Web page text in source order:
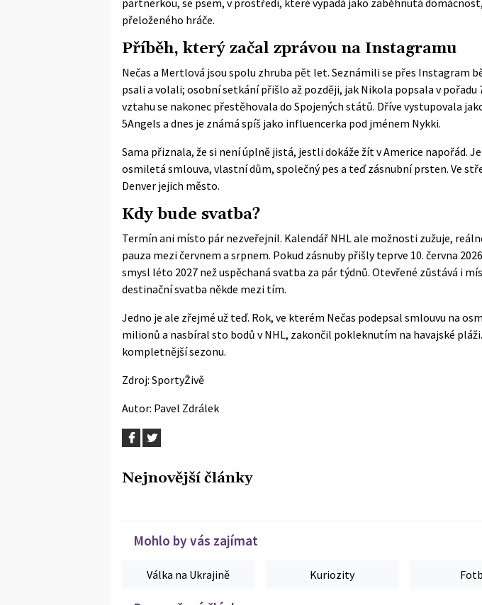
partnerkou, se psem, v prostředí, které vypadá jako zaběhnutá
přeloženého hráče.
Příběh, který začal zprávou na Instagramu
Nečas a Mertlová jsou spolu zhruba pět let. Seznámili se přes Instagram
psali a volali; osobní setkání přišlo až později, jak Nikola popsala v pořadu
vztahu se nakonec přestěhovala do Spojených států. Dříve vystupovala
5Angels a dnes je známá spíš jako influencerka pod jménem Nykki.
Sama přiznala, že si není úplně jistá, jestli dokáže žít v Americe napořád.
osmiletá smlouva, vlastní dům, společný pes a teď zásnubní prsten. Ve
Denver jejich město.
Kdy bude svatba?
Termín ani místo pár nezveřejnil. Kalendář NHL ale možnosti zužuje,
pauza mezi červnem a srpnem. Pokud zásnuby přišly teprve 10. června
smysl léto 2027 než uspěchaná svatba za pár týdnů. Otevřené zůstává i
destinační svatba někde mezi tím.
Jedno je ale zřejmé už teď. Rok, ve kterém Nečas podepsal smlouvu na
milionů a nasbíral sto bodů v NHL, zakončil pokleknutím na havajské
kompletnější sezonu.
Zdroj: SportyŽivě
Autor: Pavel Zdrálek
Nejnovější články
Mohlo by vás zajímat
Válka na Ukrajině Kuriozity